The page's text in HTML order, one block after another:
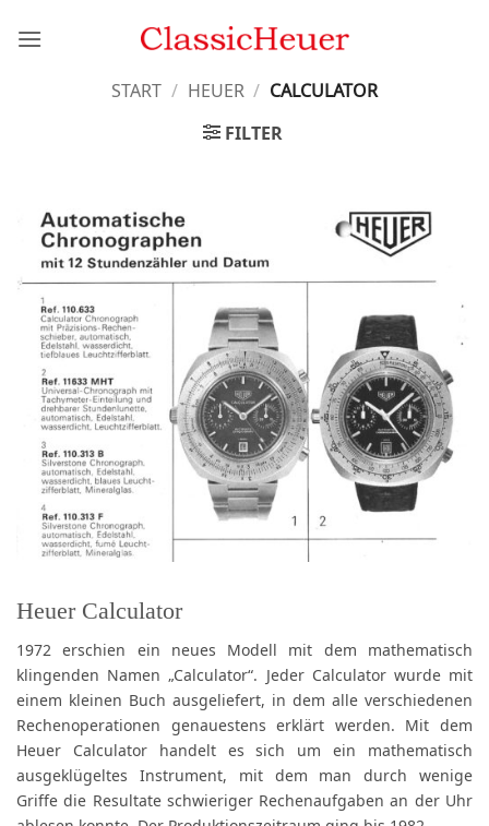
Inhalt
START / HEUER / CALCULATOR
FILTER
Heuer Calculator
1972 erschien ein neues Modell mit dem mathematisch
klingenden Namen „Calculator“. Jeder Calculator wurde mit
einem kleinen Buch ausgeliefert, in dem alle verschiedenen
Rechenoperationen genauestens erklärt werden. Mit dem
Heuer Calculator handelt es sich um ein mathematisch
ausgeklügeltes Instrument, mit dem man durch wenige
Griffe die Resultate schwieriger Rechenaufgaben an der Uhr